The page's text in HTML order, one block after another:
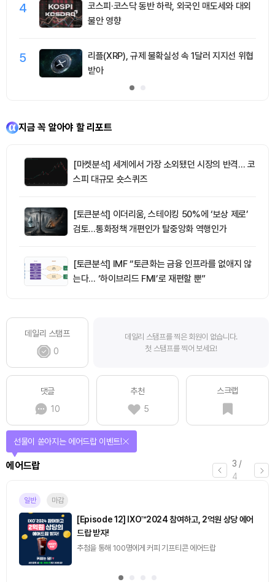
4
코스피·코스닥 동반 하락, 외국인 매도세와 대외
불안 영향
5
리플(XRP), 규제 불확실성 속 1달러 지지선 위협
받아
지금 꼭 알아야 할 리포트
[마켓분석] 세계에서 가장 소외됐던 시장의 반격… 코
스피 대규모 숏스퀴즈
[토큰분석] 이더리움, 스테이킹 50%에 ‘보상 제로’
검토…통화정책 개편인가 탈중앙화 역행인가
[토큰분석] IMF “토큰화는 금융 인프라를 없애지 않
는다… ‘하이브리드 FMI’로 재편할 뿐”
데일리 스탬프
0
데일리 스탬프를 찍은 회원이 없습니다.
첫 스탬프를 찍어 보세요!
댓글
10
추천
5
스크랩
4 /
4
퀴즈
퀴즈풀고 선물 받자!
진행중
[토큰포스트] 기사 퀴즈 658회차
2026.08.07 (금) ~ 2026.08.08 (토)